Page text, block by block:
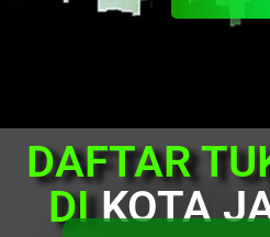
DAFTAR
DIKOTA